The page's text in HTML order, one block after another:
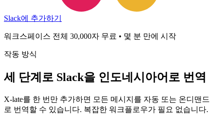
Slack에 추가하기
워크스페이스 전체 30,000자 무료 • 몇 분 만에 시작
작동 방식
세 단계로 Slack을 인도네시아어로 번역
X-late를 한 번만 추가하면 모든 메시지를 자동 또는 온디맨드
로 번역할 수 있습니다. 복잡한 워크플로우가 필요 없습니다.